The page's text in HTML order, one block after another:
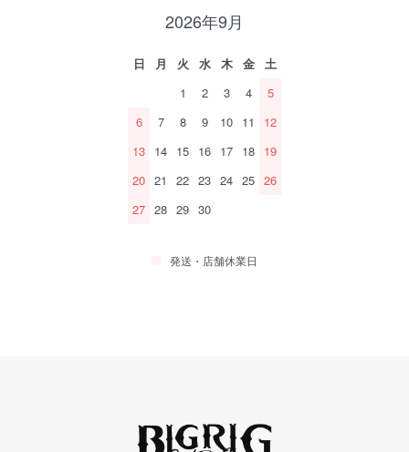
2026年9月
日 月 火 水 木 金
土
1
2 3 4
5
6
7 8 9 10 11
12
13 14 15 16 17 18 19
20 21 22 23 24 25 26
27 28 29 30
発送・店舗休業日